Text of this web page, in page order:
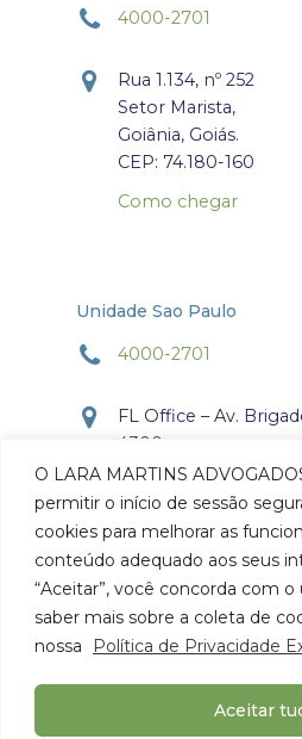
O LARA MARTINS
permitir o início de sessão
cookies para melhorar as
conteúdo adequado aos seus
“Aceitar”, você concorda com o
saber mais sobre a coleta de
nossa
Política de Privacidade
Aceitar
4000-2701
Rua 1.134, nº 252
Setor Marista,
Goiânia, Goiás.
CEP: 74.180-160
Como chegar
Unidade Sao Paulo
4000-2701
FL Office – Av.
4300
Torre Office – Sala
Itaim Bibi, São Paulo,
CEP: 04.538-132
Como chegar